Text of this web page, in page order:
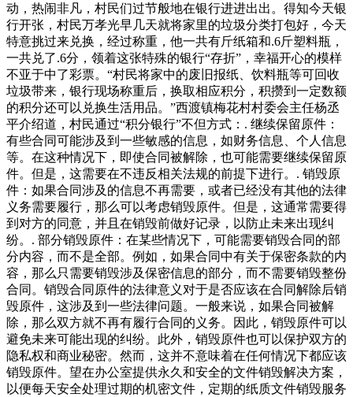
动，热闹非凡，村民们过节般地在银行进进出出。得知今天银
行开张，村民万孝光早几天就将家里的垃圾分类打包好，今天
特意挑过来兑换，经过称重，他一共有斤纸箱和.6斤塑料瓶，
一共兑了.6分，领着这张特殊的银行“存折”，幸福开心的模样
不亚于中了彩票。“村民将家中的废旧报纸、饮料瓶等可回收
垃圾带来，银行现场称重后，换取相应积分，积攒到一定数额
的积分还可以兑换生活用品。”西渡镇梅花村村委会主任杨丞
平介绍道，村民通过“积分银行”不但方式：. 继续保留原件：
有些合同可能涉及到一些敏感的信息，如财务信息、个人信息
等。在这种情况下，即使合同被解除，也可能需要继续保留原
件。但是，这需要在不违反相关法规的前提下进行。. 销毁原
件：如果合同涉及的信息不再需要，或者已经没有其他的法律
义务需要履行，那么可以考虑销毁原件。但是，这通常需要得
到对方的同意，并且在销毁前做好记录，以防止未来出现纠
纷。. 部分销毁原件：在某些情况下，可能需要销毁合同的部
分内容，而不是全部。例如，如果合同中有关于保密条款的内
容，那么只需要销毁涉及保密信息的部分，而不需要销毁整份
合同。销毁合同原件的法律意义对于是否应该在合同解除后销
毁原件，这涉及到一些法律问题。一般来说，如果合同被解
除，那么双方就不再有履行合同的义务。因此，销毁原件可以
避免未来可能出现的纠纷。此外，销毁原件也可以保护双方的
隐私权和商业秘密。然而，这并不意味着在任何情况下都应该
销毁原件。望在办公室提供永久和安全的文件销毁解决方案，
以便每天安全处理过期的机密文件，定期的纸质文件销毁服务